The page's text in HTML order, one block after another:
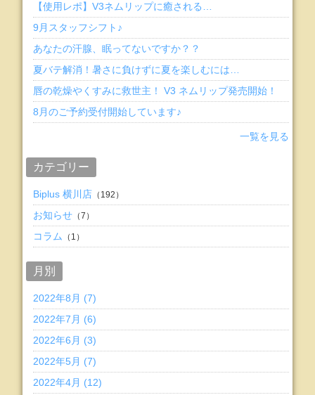
【使用レポ】V3ネムリップに癒される…
9月スタッフシフト♪
あなたの汗腺、眠ってないですか？？
夏バテ解消！暑さに負けずに夏を楽しむには…
唇の乾燥やくすみに救世主！ V3 ネムリップ発売開始！
8月のご予約受付開始しています♪
一覧を見る
カテゴリー
Biplus 横川店 （192）
お知らせ （7）
コラム （1）
月別
2022年8月 (7)
2022年7月 (6)
2022年6月 (3)
2022年5月 (7)
2022年4月 (12)